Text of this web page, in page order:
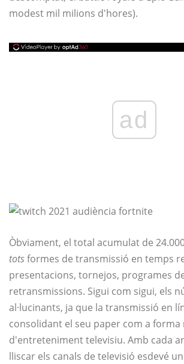
modest mil milions d'hores).
ad
Òbviament, el total acumulat de
totsformes de transmissió en temps
presentacions, tornejos, programes
retransmissions. Sigui com sigui, els
al·lucinants, ja que la transmissió en
consolidant el seu paper com a forma
d'entreteniment televisiu. Amb cada
lliscar els canals de televisió esdevé